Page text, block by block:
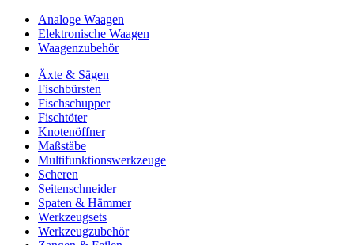
Analoge Waagen
Elektronische Waagen
Waagenzubehör
Äxte & Sägen
Fischbürsten
Fischschupper
Fischtöter
Knotenöffner
Maßstäbe
Multifunktionswerkzeuge
Scheren
Seitenschneider
Spaten & Hämmer
Werkzeugsets
Werkzeugzubehör